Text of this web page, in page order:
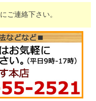
ご連絡下さい。